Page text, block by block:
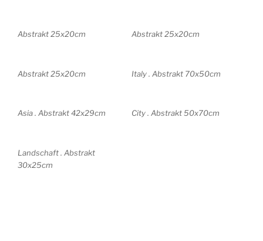
Abstrakt 25x20cm Abstrakt 25x20cm
Abstrakt 25x20cm Italy . Abstrakt 70x50cm
Asia . Abstrakt 42x29cm City . Abstrakt 50x70cm
Landschaft . Abstrakt
30x25cm